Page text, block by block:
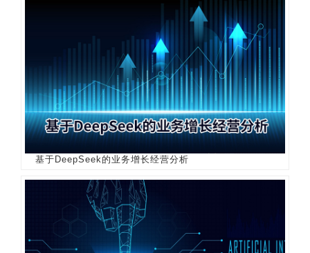
基于DeepSeek的业务增长经营分析